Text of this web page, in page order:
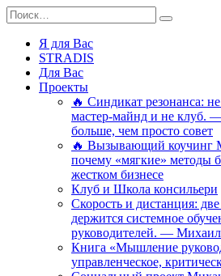
Перейти
к
содержанию
Search
for:
Я для Вас
STRADIS
Для Вас
Проекты
🔥 Синдикат резонанса:
мастер-майнд и не клуб.
больше, чем просто совет
🔥 Вызывающий коучинг
почему «мягкие» методы
жестком бизнесе
Клуб и Школа консильери
Скорость и дистанция:
держится системное
руководителей. —
Книга «Мышление
управленческое,